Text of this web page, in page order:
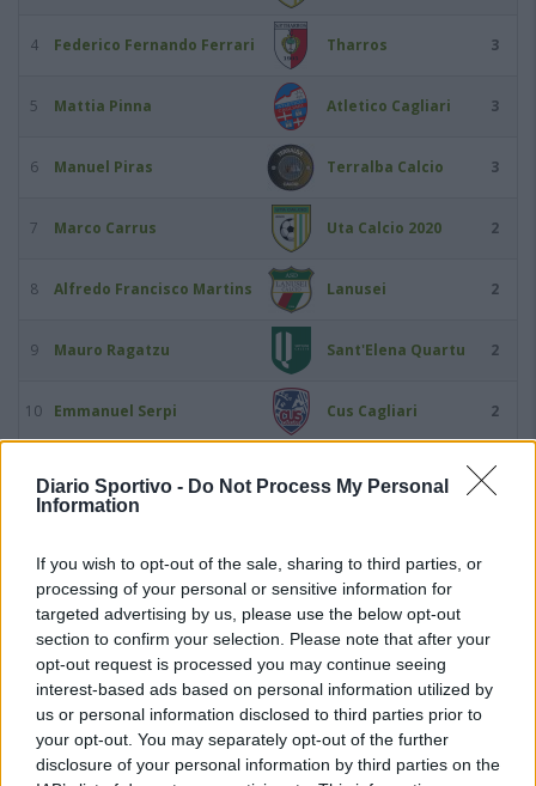
Diario Sportivo - Do Not Process My Personal
Information
If you wish to opt-out of the sale, sharing to third parties, or
processing of your personal or sensitive information for
targeted advertising by us, please use the below opt-out
section to confirm your selection. Please note that after your
opt-out request is processed you may continue seeing
interest-based ads based on personal information utilized by
us or personal information disclosed to third parties prior to
your opt-out. You may separately opt-out of the further
disclosure of your personal information by third parties on the
4 Federico Fernando Ferrari Tharros 3
5 Mattia Pinna Atletico Cagliari 3
6 Manuel Piras Terralba Calcio 3
7 Marco Carrus Uta Calcio 2020 2
8 Alfredo Francisco Martins Lanusei 2
9 Mauro Ragatzu Sant'Elena Quartu 2
10 Emmanuel Serpi Cus Cagliari 2
2
13 William Amorati Uta Calcio 2020
Jacopo Boi Orrolese
15 Riccardo Brai Selargius
16 Matteo Cannas Selargius 1